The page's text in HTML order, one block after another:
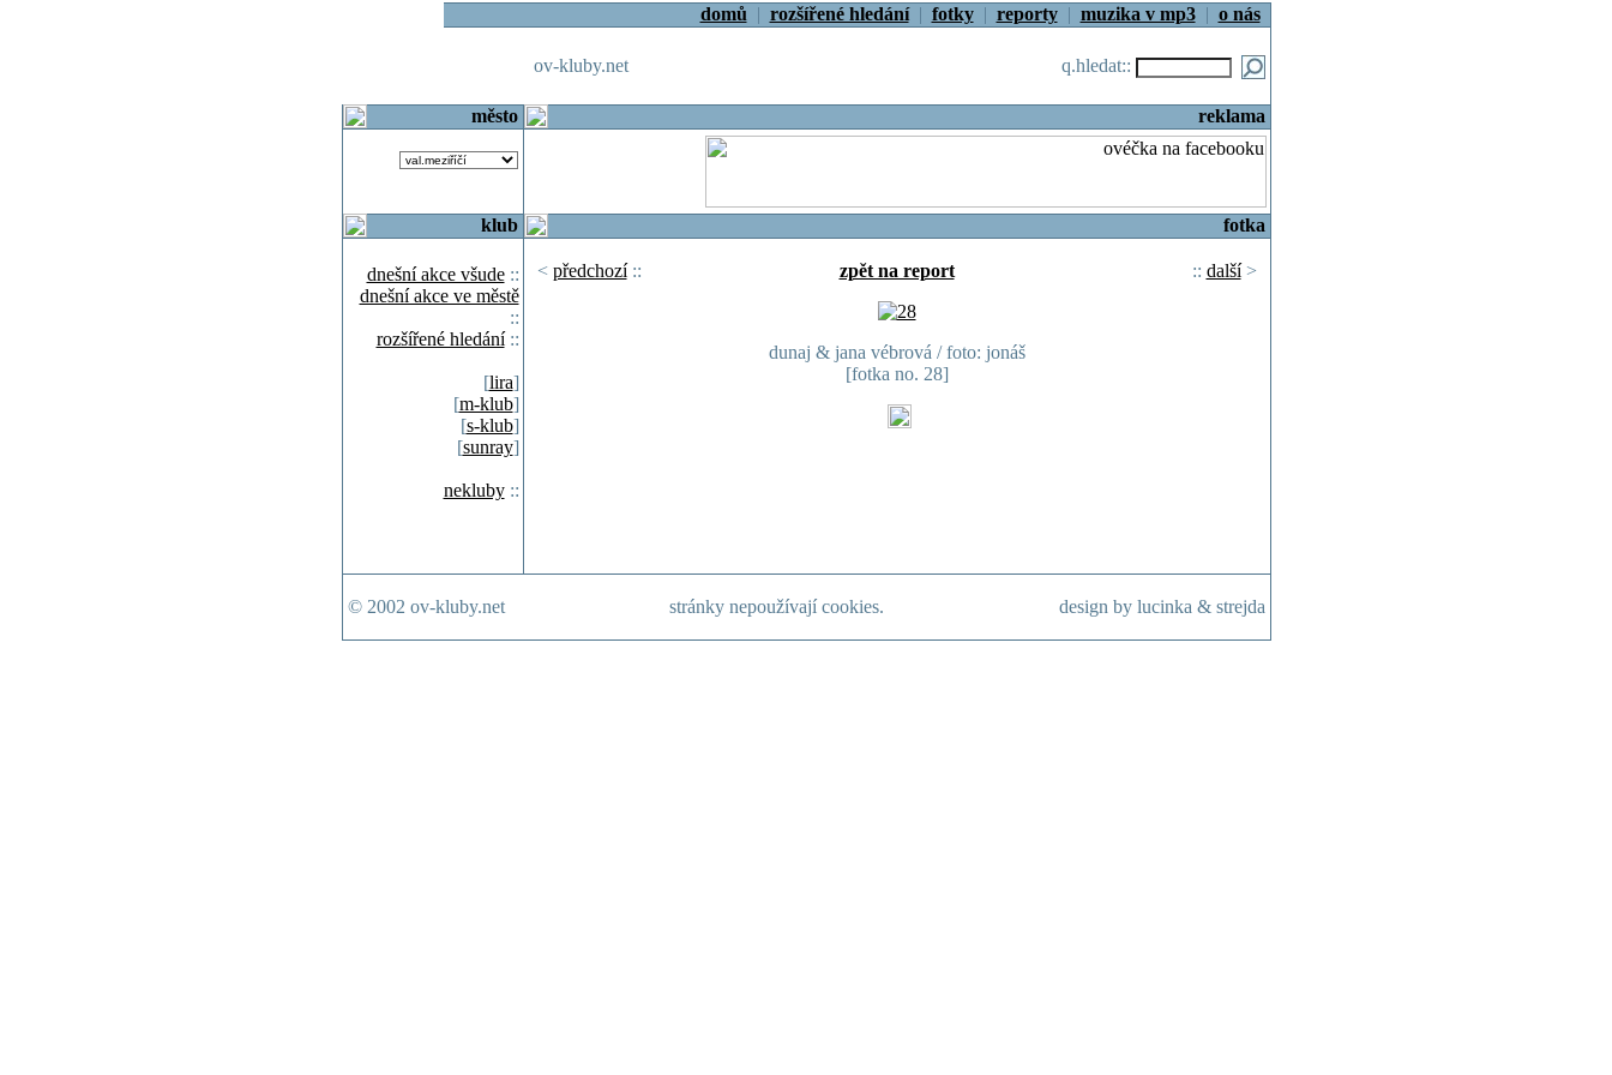
domů | rozšířené hledání| fotky| reporty| muzika v mp3| o nás
ov-kluby.net q.hledat::
město reklama
klub
dnešní akce všude::
dnešní akce ve městě
::
rozšířené hledání::
[lira]
[m-klub]
[s-klub]
[sunray]
nekluby::
fotka
< předchozí:: zpět na report :: další>
dunaj & jana vébrová / foto: jonáš
[fotka no. 28]
© 2002 ov-kluby.net stránky nepoužívají cookies. design by lucinka & strejda